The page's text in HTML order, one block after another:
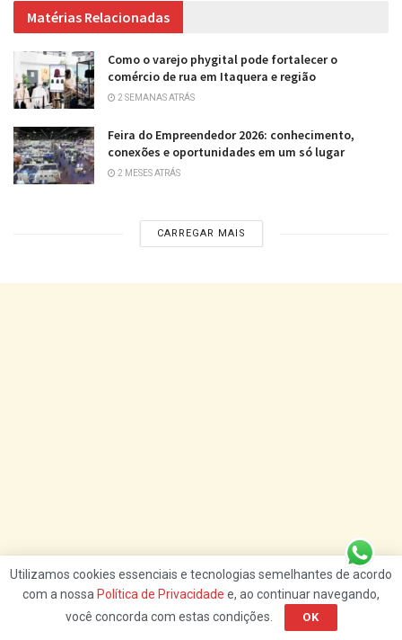
Matérias Relacionadas
Como o varejo phygital pode fortalecer o
comércio de rua em Itaquera e região
2 SEMANAS ATRÁS
Feira do Empreendedor 2026: conhecimento,
conexões e oportunidades em um só lugar
2 MESES ATRÁS
CARREGAR MAIS
Utilizamos cookies essenciais e tecnologias semelhantes de acordo
com a nossa Política de Privacidade e, ao continuar navegando,
você concorda com estas condições.
OK